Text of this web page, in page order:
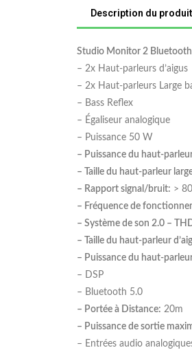
Description du produit
Studio Monitor 2 Bluetooth
– 2x Haut-parleurs d’aigus
– 2x Haut-parleurs Large
– Bass Reflex
– Égaliseur analogique
– Puissance 50 W
– Puissance du haut-
– Taille du haut-parleur
– Rapport signal/bruit: >
– Fréquence de
– Système de son 2.0 –
– Taille du haut-parleur
– Puissance du haut-parleur
– DSP
– Bluetooth 5.0
– Portée à Distance: 20m
– Puissance de sortie
– Entrées audio